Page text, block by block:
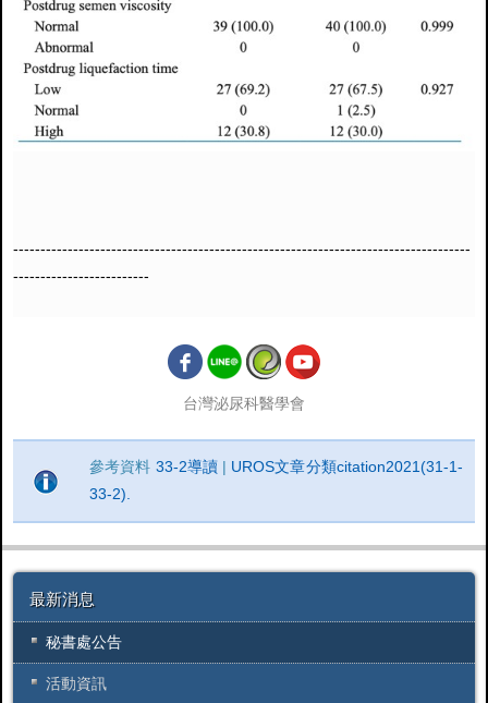
------------------------------------------------------------------------------------
-------------------------
台灣泌尿科醫學會
參考資料 33-2導讀| UROS文章分類citation2021(31-1-
33-2).
最新消息
秘書處公告
活動資訊